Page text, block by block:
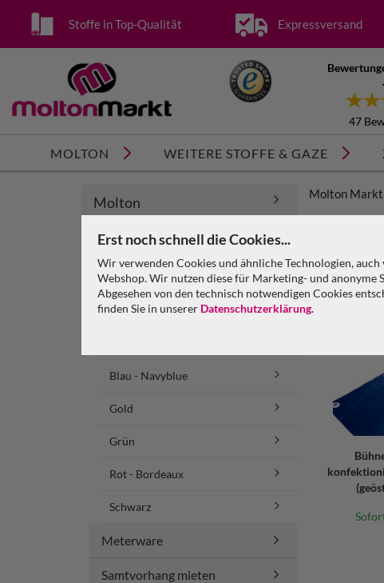
Erst noch schnell die Cookies...
Wir verwenden Cookies und ähnliche Technologien,
Webshop. Wir nutzen diese für Marketing- und anonyme
Abgesehen von den technisch notwendigen Cookies
finden Sie in unserer Datenschutzerklärung.
Stoffe in Top-Qualität Expressversand
47
MOLTON WEITERE STOFFE & GAZE
Molton Markt
Molton
Tischdeckenunterlagen
Bühnensamt
Bühnensamt Vorhang geöst
Blau - Navyblue
Gold
Grün
Rot - Bordeaux
Schwarz
Meterware
Samtvorhang mieten